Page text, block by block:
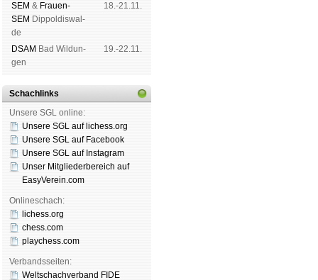
SEM & Frauen-
SEM Dip­pol­dis­wal­
de
18.-21.11.
DSAM Bad Wil­dun­
gen
19.-22.11.
Schachlinks
Unsere SGL online:
Unsere SGL auf li­chess.org
Unsere SGL auf Face­book
Unsere SGL auf Insta­gram
Unser Mitgliederbereich auf
EasyVerein.com
Onlineschach:
lichess.org
chess.com
playchess.com
Verbandsseiten:
Weltschachverband FIDE